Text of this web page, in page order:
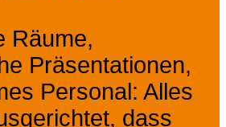
Räume,
Präsentationen,
Personal: Alles
dass